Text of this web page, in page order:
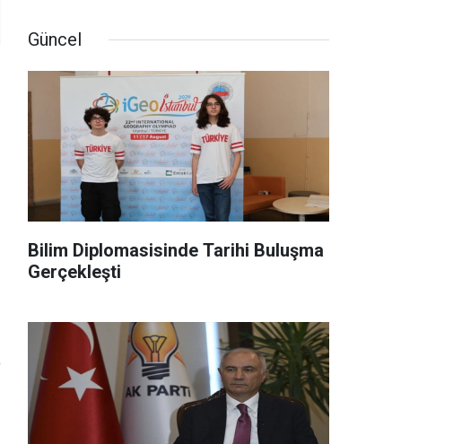
Güncel
Bilim Diplomasisinde Tarihi Buluşma
Gerçekleşti